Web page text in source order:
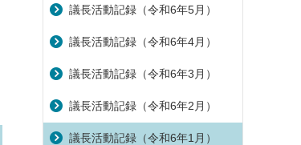
議長活動記録（令和6年5月）
議長活動記録（令和6年4月）
議長活動記録（令和6年3月）
議長活動記録（令和6年2月）
議長活動記録（令和6年1月）